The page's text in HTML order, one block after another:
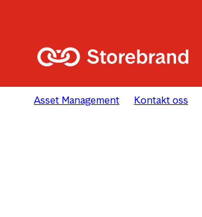
Asset Management Kontakt oss